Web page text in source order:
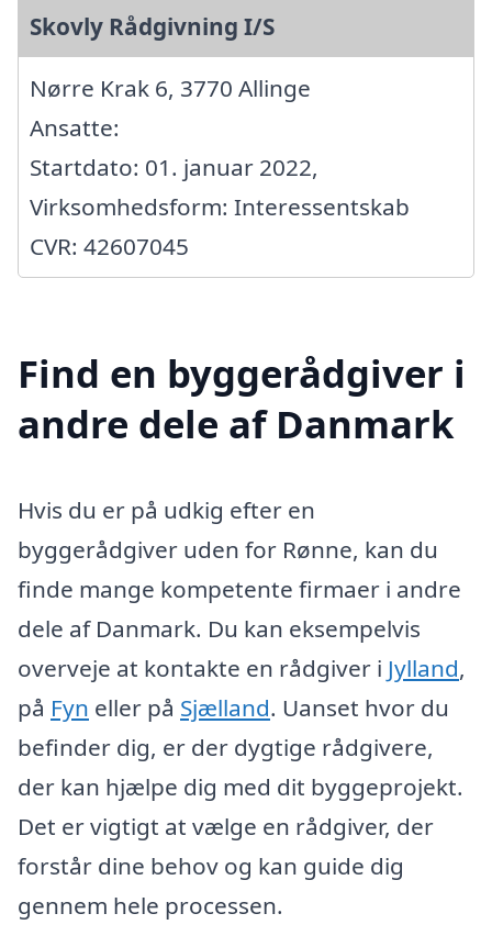
Skovly Rådgivning I/S
Nørre Krak 6, 3770 Allinge
Ansatte:
Startdato: 01. januar 2022,
Virksomhedsform: Interessentskab
CVR: 42607045
Find en byggerådgiver i
andre dele af Danmark
Hvis du er på udkig efter en
byggerådgiver uden for Rønne, kan du
finde mange kompetente firmaer i andre
dele af Danmark. Du kan eksempelvis
overveje at kontakte en rådgiver i Jylland,
på Fyn eller på Sjælland. Uanset hvor du
befinder dig, er der dygtige rådgivere,
der kan hjælpe dig med dit byggeprojekt.
Det er vigtigt at vælge en rådgiver, der
forstår dine behov og kan guide dig
gennem hele processen.